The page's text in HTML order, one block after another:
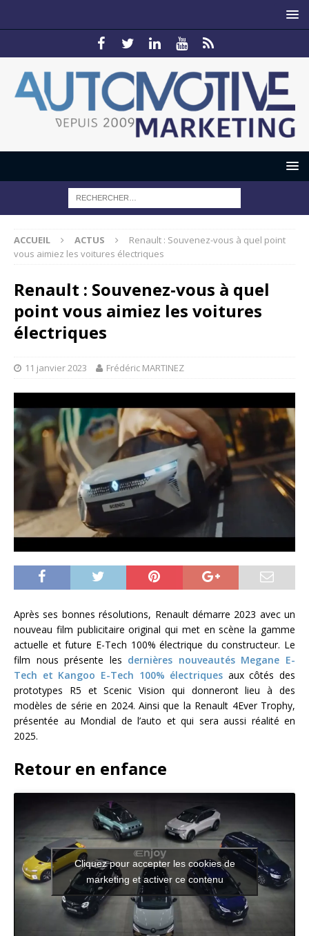
ACCUEIL ACTUS
Renault : Souvenez-vous à quel point
vous aimiez les voitures électriques
Renault : Souvenez-vous à quel
point vous aimiez les voitures
électriques
11 janvier 2023 Frédéric MARTINEZ
Après ses bonnes résolutions, Renault démarre 2023 avec un
nouveau film publicitaire original qui met en scène la gamme
actuelle et future E-Tech 100% électrique du constructeur. Le
film nous présente les dernières nouveautés Megane E-
Tech et Kangoo E-Tech 100% électriques aux côtés des
prototypes R5 et Scenic Vision qui donneront lieu à des
modèles de série en 2024. Ainsi que la Renault 4Ever Trophy,
présentée au Mondial de l’auto et qui sera aussi réalité en
2025.
Retour en enfance
Cliquez pour accepter les cookies de
marketing et activer ce contenu